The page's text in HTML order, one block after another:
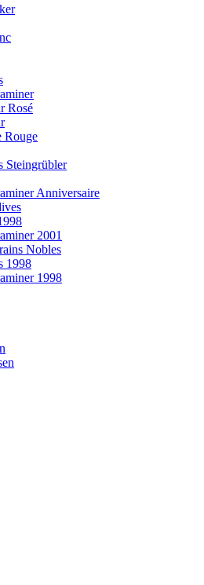
Rosé
Rouge
Steingrübler
Anniversaire
2001
Nobles
1998
1998